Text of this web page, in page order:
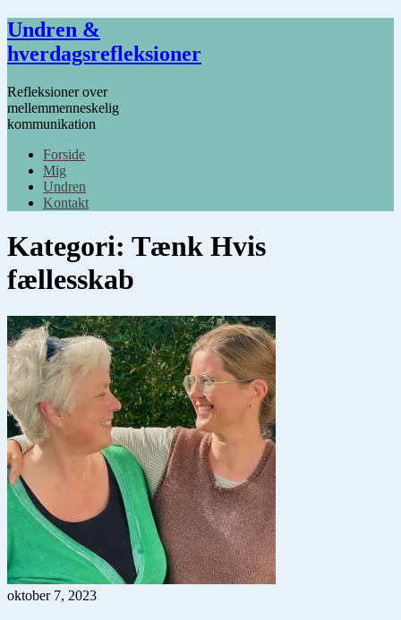
Undren &
hverdagsrefleksioner
Refleksioner over
mellemmenneskelig
kommunikation
Forside
Mig
Undren
Kontakt
Kategori: Tænk Hvis
fællesskab
oktober 7, 2023